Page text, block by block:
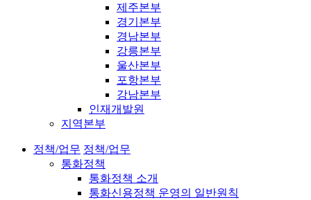
제주본부
경기본부
경남본부
강릉본부
울산본부
포항본부
강남본부
인재개발원
지역본부
정책/업무 정책/업무
통화정책
통화정책 소개
통화신용정책 운영의 일반원칙